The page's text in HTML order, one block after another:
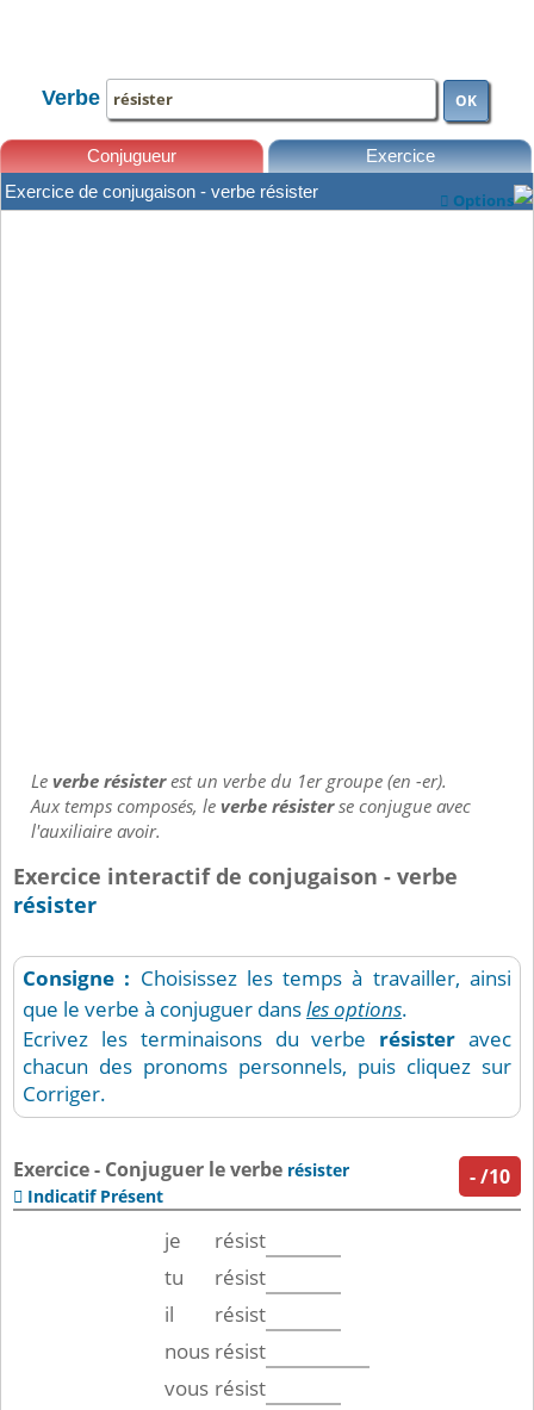
Verbe OK
Conjugueur Exercice
Exercice de conjugaison - verbe résister  Options
Leverbe résisterest un verbe du 1er groupe (en -er).
Aux temps composés, leverbe résisterse conjugue avec
l'auxiliaire avoir.
Exercice interactif de conjugaison - verbe
résister
Consigne : Choisissez les temps à travailler, ainsi
que le verbe à conjuguer dansles options.
Ecrivez les terminaisons du verbe résister avec
chacun des pronoms personnels, puis cliquez sur
Corriger.
-/10
Exercice - Conjuguer le verbe résister
 Indicatif Présent
je
résist
tu
résist
il
résist
nous résist
vous résist